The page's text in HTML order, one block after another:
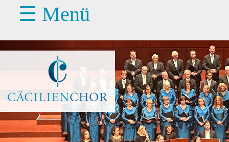
☰ Menü